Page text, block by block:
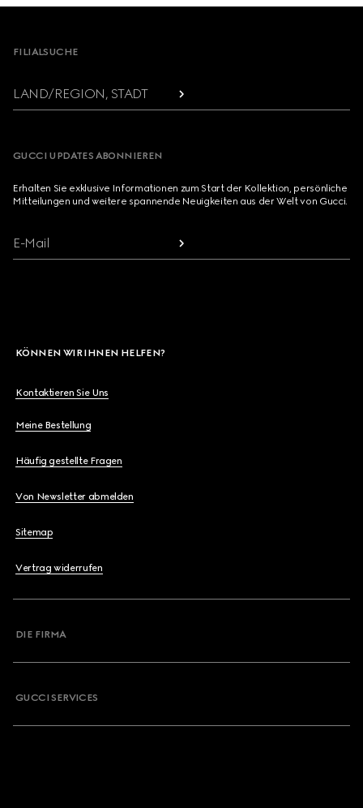
FILIALSUCHE
LAND/REGION, STADT
GUCCI UPDATES ABONNIEREN
Erhalten Sie exklusive Informationen zum Start der Kollektion, persönliche
Mitteilungen und weitere spannende Neuigkeiten aus der Welt von Gucci.
E-Mail
KÖNNEN WIR IHNEN HELFEN?
Kontaktieren Sie Uns
Meine Bestellung
Häufig gestellte Fragen
Von Newsletter abmelden
Sitemap
Vertrag widerrufen
DIE FIRMA
GUCCI SERVICES